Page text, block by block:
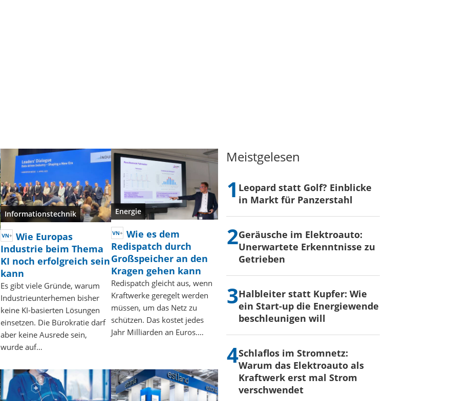
Informationstechnik
Wie Europas
Industrie beim Thema
KI noch erfolgreich sein
kann
Es gibt viele Gründe, warum
Industrieunterhemen bisher
keine KI-basierten Lösungen
einsetzen. Die Bürokratie darf
aber keine Ausrede sein,
wurde auf…
Energie
Wie es dem
Redispatch durch
Großspeicher an den
Kragen gehen kann
Redispatch gleicht aus, wenn
Kraftwerke geregelt werden
müssen, um das Netz zu
schützen. Das kostet jedes
Jahr Milliarden an Euros.…
Meistgelesen
Leopard statt Golf? Einblicke
in Markt für Panzerstahl
Geräusche im Elektroauto:
Unerwartete Erkenntnisse zu
Getrieben
Halbleiter statt Kupfer: Wie
ein Start-up die Energiewende
beschleunigen will
Schlaflos im Stromnetz:
Warum das Elektroauto als
Kraftwerk erst mal Strom
verschwendet